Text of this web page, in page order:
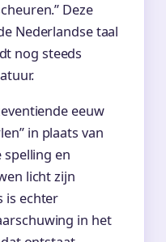
Deze
Nederlandse taal
nog steeds
eeuw
in plaats van
spelling en
licht zijn
is echter
in het